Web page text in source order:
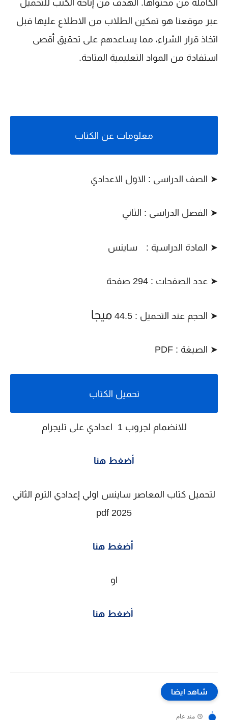
الكاملة من محتواها. الهدف من إتاحة الكتب للتحميل
عبر موقعنا هو تمكين الطلاب من الاطلاع عليها قبل
اتخاذ قرار الشراء، مما يساعدهم على تحقيق أقصى
استفادة من المواد التعليمية المتاحة.
معلومات عن الكتاب
➤ الصف الدراسى : الاول الاعدادي
➤ الفصل الدراسى : الثاني
➤ المادة الدراسية : ساينس
➤ عدد الصفحات : 294 صفحة
➤ الحجم عند التحميل : 44.5 ميجا
➤ الصيغة : PDF
تحميل الكتاب
للانضمام لجروب 1 اعدادي على تليجرام
أضغط هنا
لتحميل كتاب المعاصر ساينس اولي إعدادي الترم الثاني
2025 pdf
أضغط هنا
او
أضغط هنا
شاهد ايضا
منذ عام